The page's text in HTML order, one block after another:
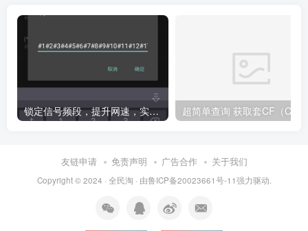
锁定信号频段，提升网速，实测有效（必须root）
友链申请 免责声明 广告合作 关于我们
Copyright © 2024 · 全民淘 · 由鲁ICP备20023661号-11强力驱动.